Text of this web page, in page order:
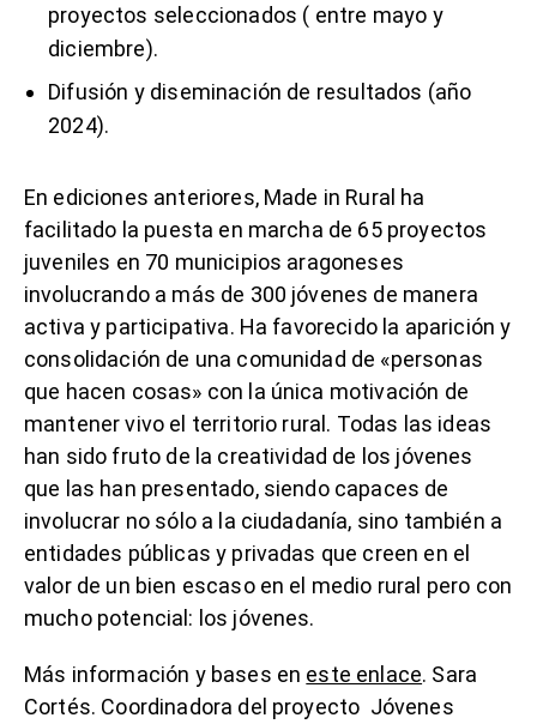
proyectos seleccionados ( entre mayo y
diciembre).
Difusión y diseminación de resultados (año
2024).
En ediciones anteriores, Made in Rural ha
facilitado la puesta en marcha de 65 proyectos
juveniles en 70 municipios aragoneses
involucrando a más de 300 jóvenes de manera
activa y participativa. Ha favorecido la aparición y
consolidación de una comunidad de «personas
que hacen cosas» con la única motivación de
mantener vivo el territorio rural. Todas las ideas
han sido fruto de la creatividad de los jóvenes
que las han presentado, siendo capaces de
involucrar no sólo a la ciudadanía, sino también a
entidades públicas y privadas que creen en el
valor de un bien escaso en el medio rural pero con
mucho potencial: los jóvenes.
Más información y bases en este enlace. Sara
Cortés. Coordinadora del proyecto Jóvenes